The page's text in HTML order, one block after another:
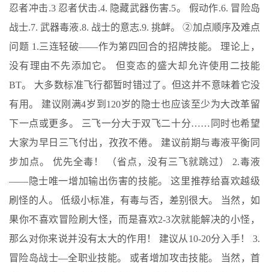
忍者冲击.3 忍者伏击.4. 隐藏武器伤害.5。 假动作.6. 冒险岛
战士.7. 武器毒液.8. 战士的意志.9. 挑衅。 ②加点顺序及难点
问题 1.三连轻破——作为第四回合的招牌技能。 理论上，
没有理由不先添加它。 但变态的盛大却允许使用二技能
BT。 大多数标准飞行都暂时错过了。但这并不意味着它没
有用。 建议刚满4岁到120岁的隐士也应该至少为大改革留
下一点或更多。 三飞一分大于双飞二十分……同时也希望
大家为早日三飞付出，孜孜不倦。 建议前期与毒液平衡同
步加点。 优先全毒！ （省点，没有三飞就跳过） 2.毒液
——隐士唯一增加输出伤害的技能。 这里推荐给喜欢越级
刷怪的人。 低级小标准，有毒与否，差别很大。 当然，如
果你不喜欢冒险刷大怪，而是喜欢2-3次就能解决的小怪，
那么对你来说并没有太大的作用！ 建议从10-20分入手！ 3.
冒险岛战士—全职业技能。 或者增加攻击技能。 当然，首